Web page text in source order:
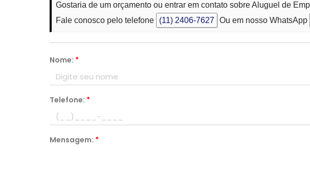
Gostaria de um orçamento ou entrar em contato sobre Aluguel de
Fale conosco pelo telefone
(11) 2406-7627 Ou em nosso WhatsApp
Nome: *
Telefone: *
Mensagem: *